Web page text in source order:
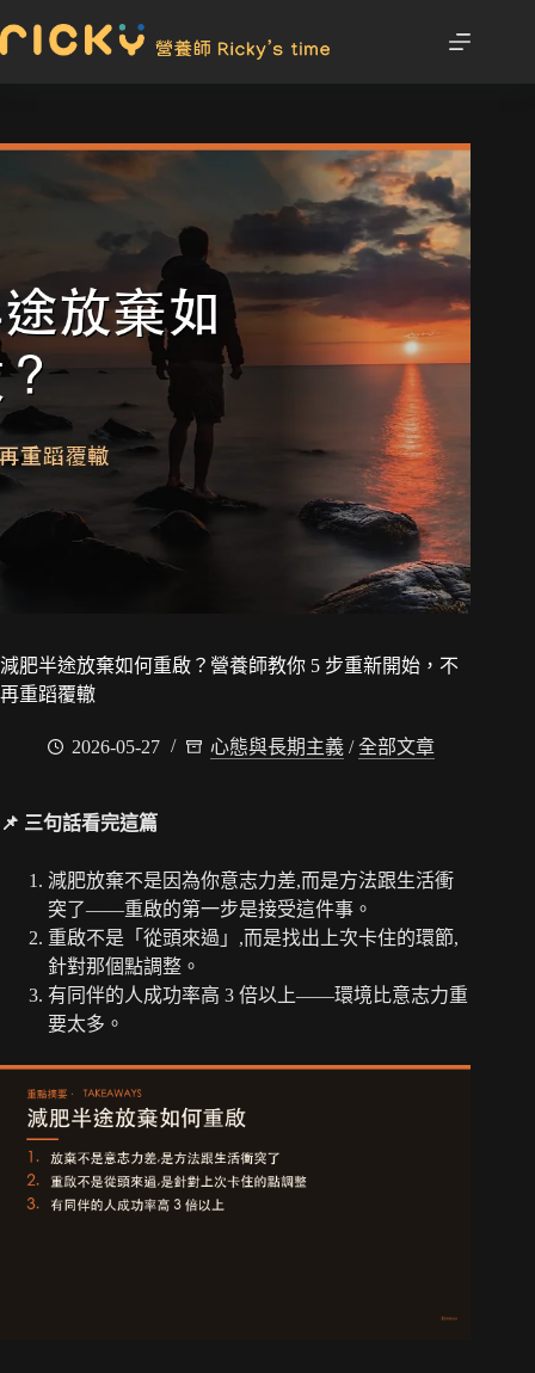
減肥半途放棄如何重啟？營養師教你 5 步重新開始，不
再重蹈覆轍
2026-05-27 心態與長期主義 /全部文章
📌 三句話看完這篇
減肥放棄不是因為你意志力差,而是方法跟生活衝
突了——重啟的第一步是接受這件事。
重啟不是「從頭來過」,而是找出上次卡住的環節,
針對那個點調整。
有同伴的人成功率高 3 倍以上——環境比意志力重
要太多。